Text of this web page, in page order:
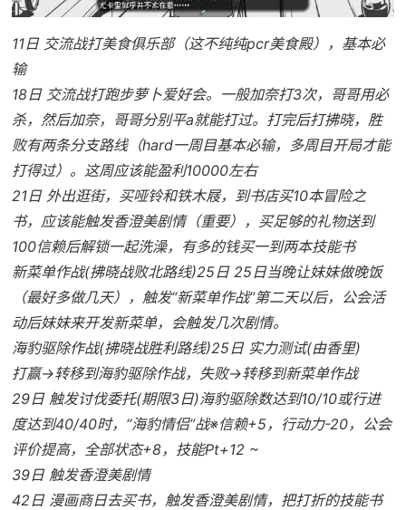
11日 交流战打美食俱乐部（这不纯纯pcr美食殿），基本必
输
18日 交流战打跑步萝卜爱好会。一般加奈打3次，哥哥用必
杀，然后加奈，哥哥分别平a就能打过。打完后打拂晓，胜
败有两条分支路线（hard一周目基本必输，多周目开局才能
打得过）。这周应该能盈利10000左右
21日 外出逛街，买哑铃和铁木屐，到书店买10本冒险之
书，应该能触发香澄美剧情（重要），买足够的礼物送到
100信赖后解锁一起洗澡，有多的钱买一到两本技能书
新菜单作战(拂晓战败北路线)25日 25日当晚让妹妹做晚饭
（最好多做几天），触发“新菜单作战”第二天以后，公会活
动后妹妹来开发新菜单，会触发几次剧情。
海豹驱除作战(拂晓战胜利路线)25日 实力测试(由香里)
打赢→转移到海豹驱除作战，失败→转移到新菜单作战
29日 触发讨伐委托(期限3日)海豹驱除数达到10/10或行进
度达到40/40时，“海豹情侣”战※信赖+5，行动力-20，公会
评价提高，全部状态+8，技能Pt+12 ~
39日 触发香澄美剧情
42日 漫画商日去买书，触发香澄美剧情，把打折的技能书